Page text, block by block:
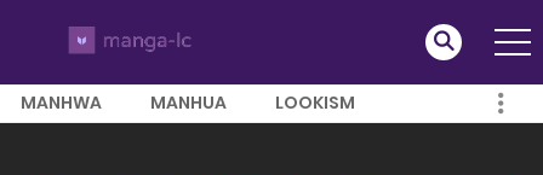
MANHWA MANHUA LOOKISM